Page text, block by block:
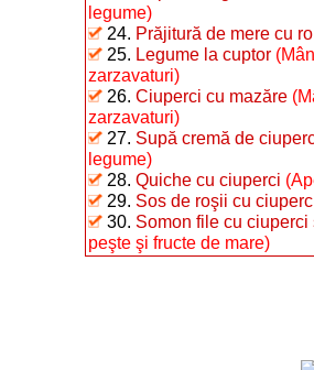
legume)
24. Prăjitură de mere cu
25. Legume la cuptor
zarzavaturi)
26. Ciuperci cu mazăre
zarzavaturi)
27. Supă cremă de
legume)
28. Quiche cu ciuperci
29. Sos de roşii cu
30. Somon file cu
peşte şi fructe de mare)